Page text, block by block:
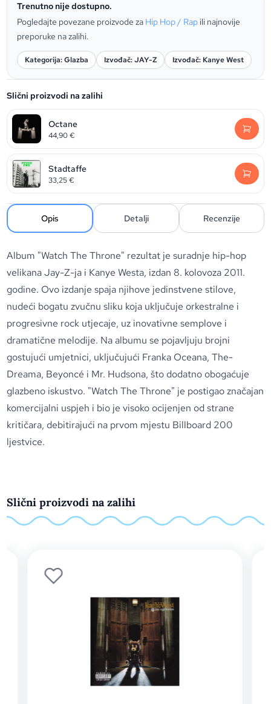
Trenutno nije dostupno.
Pogledajte povezane proizvode za Hip Hop / Rap ili najnovije
preporuke na zalihi.
Kategorija: Glazba Izvođač: JAY-Z Izvođač: Kanye West
Slični proizvodi na zalihi
Octane
44,90€
Stadtaffe
33,25€
Opis Detalji Recenzije
Album "Watch The Throne" rezultat je suradnje hip-hop
velikana Jay-Z-ja i Kanye Westa, izdan 8. kolovoza 2011.
godine. Ovo izdanje spaja njihove jedinstvene stilove,
nudeći bogatu zvučnu sliku koja uključuje orkestralne i
progresivne rock utjecaje, uz inovativne semplove i
dramatične melodije. Na albumu se pojavljuju brojni
gostujući umjetnici, uključujući Franka Oceana, The-
Dreama, Beyoncé i Mr. Hudsona, što dodatno obogaćuje
glazbeno iskustvo. "Watch The Throne" je postigao značajan
komercijalni uspjeh i bio je visoko ocijenjen od strane
kritičara, debitirajući na prvom mjestu Billboard 200
ljestvice.
Slični proizvodi na zalihi